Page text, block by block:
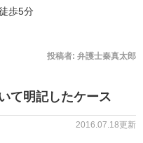
歩5分
投稿者: 弁護士秦真太郎
て明記したケース
2016.07.18更新